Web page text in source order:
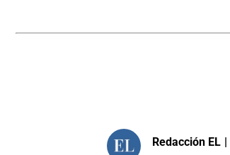
Redacción EL |